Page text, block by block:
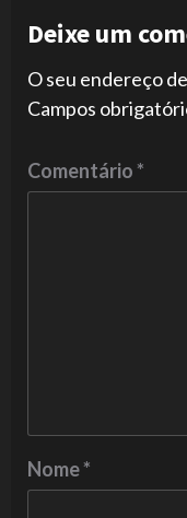
Deixe um
O seu endereço
Campos
Comentário*
Nome*